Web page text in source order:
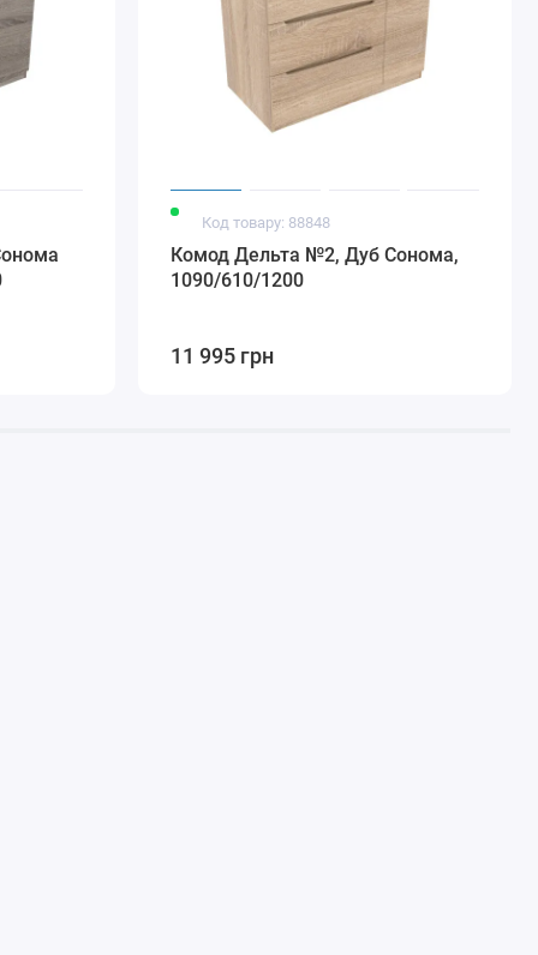
Код товару: 88848
Комод Дельта №2, Дуб Сонома,
1090/610/1200
11 995 грн